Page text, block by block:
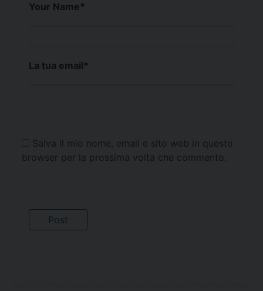
Your Name*
La tua email*
Salva il mio nome, email e sito web in questo
browser per la prossima volta che commento.